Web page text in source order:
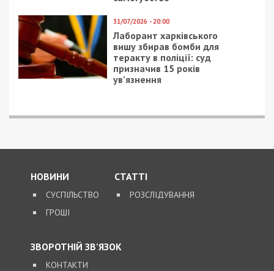
Следующая статья:
В Днепре обокрали трактор, а пострадали
дети: фото
15/12/2021 - 12:45
будут судить кассира
поддельного COVID-
сертификата
8/02/2018 - 17:57